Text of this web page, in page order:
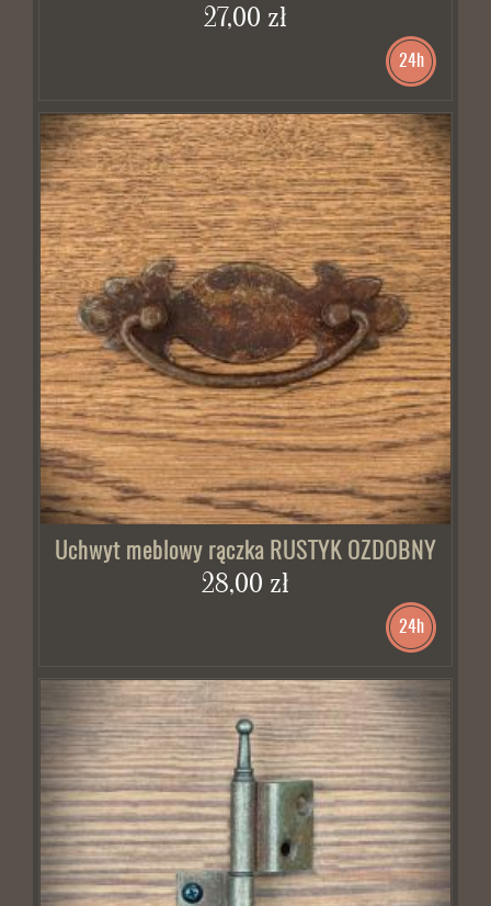
27,00 zł
24h
Uchwyt meblowy rączka RUSTYK OZDOBNY
28,00 zł
24h